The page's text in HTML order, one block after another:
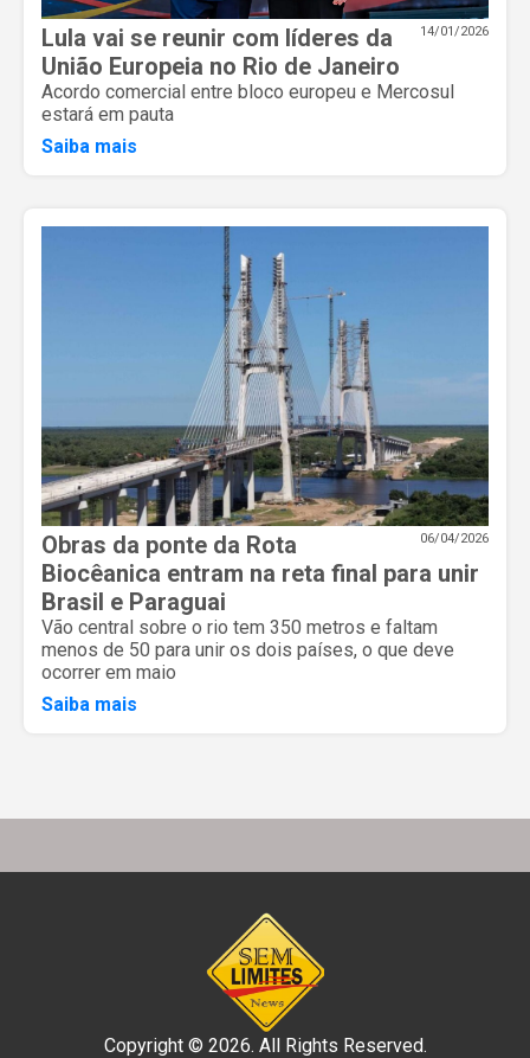
14/01/2026
Lula vai se reunir com líderes da
União Europeia no Rio de Janeiro
Acordo comercial entre bloco europeu e Mercosul
estará em pauta
Saiba mais
06/04/2026
Obras da ponte da Rota
Biocêanica entram na reta final para unir
Brasil e Paraguai
Vão central sobre o rio tem 350 metros e faltam
menos de 50 para unir os dois países, o que deve
ocorrer em maio
Saiba mais
Copyright © 2026. All Rights Reserved.